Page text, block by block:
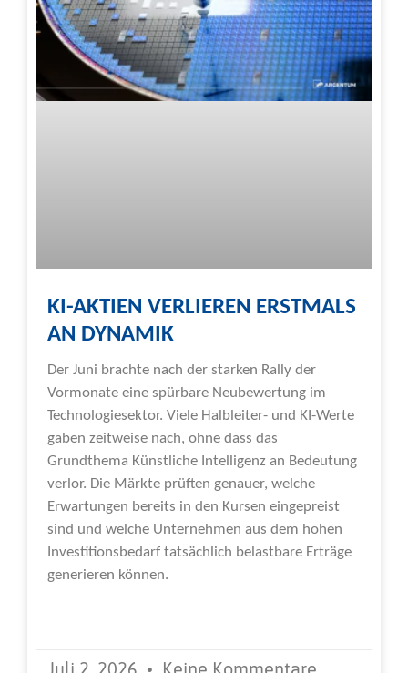
KI-AKTIEN VERLIEREN ERSTMALS
AN DYNAMIK
Der Juni brachte nach der starken Rally der
Vormonate eine spürbare Neubewertung im
Technologiesektor. Viele Halbleiter- und KI-Werte
gaben zeitweise nach, ohne dass das
Grundthema Künstliche Intelligenz an Bedeutung
verlor. Die Märkte prüften genauer, welche
Erwartungen bereits in den Kursen eingepreist
sind und welche Unternehmen aus dem hohen
Investitionsbedarf tatsächlich belastbare Erträge
generieren können.
Juli 2, 2026 Keine Kommentare